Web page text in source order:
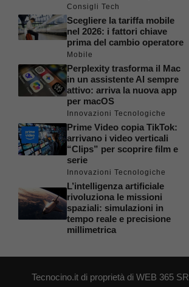
Consigli Tech
Scegliere la tariffa mobile
nel 2026: i fattori chiave
prima del cambio operatore
Mobile
Perplexity trasforma il Mac
in un assistente AI sempre
attivo: arriva la nuova app
per macOS
Innovazioni Tecnologiche
Prime Video copia TikTok:
arrivano i video verticali
“Clips” per scoprire film e
serie
Innovazioni Tecnologiche
L’intelligenza artificiale
rivoluziona le missioni
spaziali: simulazioni in
tempo reale e precisione
millimetrica
Tecnocino.it di proprietà di WEB 365